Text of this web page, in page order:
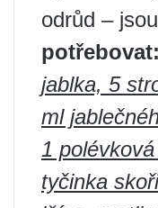
odrůd –
potřebovat:
jablka, 5
ml
1
tyčinka